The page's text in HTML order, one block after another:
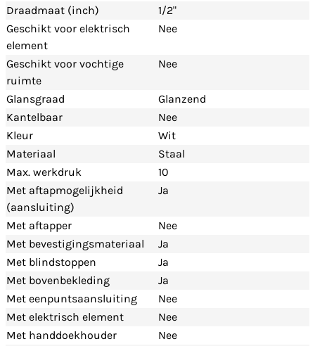
Draadmaat (inch)
1/2"
Geschikt voor elektrisch
element
Nee
Geschikt voor vochtige
ruimte
Nee
Glansgraad
Glanzend
Kantelbaar
Nee
Kleur
Wit
Materiaal
Staal
Max. werkdruk
10
Met aftapmogelijkheid
(aansluiting)
Ja
Met aftapper
Nee
Met bevestigingsmateriaal
Ja
Met blindstoppen
Ja
Met bovenbekleding
Ja
Met eenpuntsaansluiting
Nee
Met elektrisch element
Nee
Met handdoekhouder
Nee